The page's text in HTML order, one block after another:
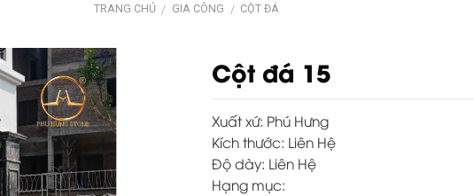
TRANG CHỦ / GIA CÔNG / CỘT ĐÁ
Cột đá 15
Xuất xứ: Phú Hưng
Kích thước: Liên Hệ
Độ dày: Liên Hệ
Hạng mục: